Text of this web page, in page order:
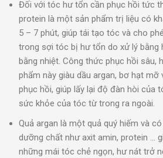
Đối với tóc hư tổn cần phục hồi tức
protein là một sản phẩm trị liệu có
5 – 7 phút, giúp tái tạo tóc và cho
trong sợi tóc bị hư tổn do xử lý bằng
bằng nhiệt. Công thức phục hồi sâu,
phẩm này giàu dầu argan, bơ hạt mỡ
phục hồi, giúp lấy lại độ đàn hòi của
sức khỏe của tóc từ trong ra ngoài.
Quả argan là một quả quý hiếm và
dưỡng chất như axit amin, protein …
những mái tóc chẻ ngọn, hư nát trở